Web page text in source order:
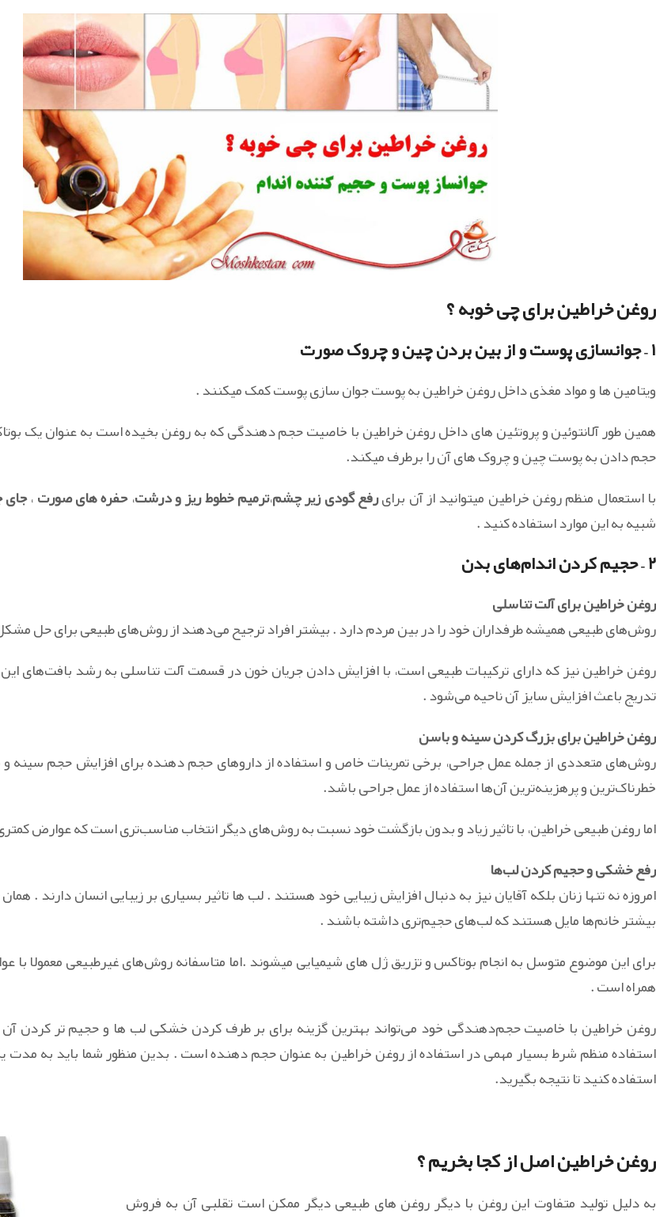
روغن خراطین برای چی خوبه ؟
۱ – جوانسازی پوست و از بین بردن چین و چروک صورت
ویتامین ها و مواد مغذی داخل روغن خراطین به پوست جوان سازی پوست کمک میکنند .
همین طور آلانتوئین و پروتئین های داخل روغن خراطین با خاصیت حجم دهندگی که به روغن بخیده است به عنوان یک
حجم دادن به پوست چین و چروک های آن را برطرف میکند.
با استعمال منظم روغن خراطین میتوانید از آن برایرفع گودی زیر چشم،ترمیم خطوط ریز و درشت،حفره های صورت،
شبیه به این موارد استفاده کنید .
۲ – حجیم کردن اندام‌های بدن
روغن خراطین برای آلت تناسلی
روش‌های طبیعی همیشه طرفداران خود را در بین مردم دارد . بیشتر افراد ترجیح می‌دهند از روش‌های طبیعی برای حل
روغن خراطین نیز که دارای ترکیبات طبیعی است، با افزایش دادن جریان خون در قسمت آلت تناسلی به رشد بافت‌های
تدریج باعث افزایش سایز آن ناحیه می‌شود .
روغن خراطین برای بزرگ کردن سینه و باسن
روش‌های متعددی از جمله عمل جراحی، برخی تمرینات خاص و استفاده از داروهای حجم دهنده برای افزایش حجم سینه و
خطرناک‌ترین و پرهزینه‌ترین آن‌ها استفاده از عمل جراحی باشد.
اما روغن طبیعی خراطین، با تاثیر زیاد و بدون بازگشت خود نسبت به روش‌های دیگر انتخاب مناسب‌تری است که عوارض
رفع خشکی و حجیم کردن لب‌ها
امروزه نه تنها زنان بلکه آقایان نیز به دنبال افزایش زیبایی خود هستند . لب ها تاثیر بسیاری بر زیبایی انسان دارند .
بیشتر خانم‌ها مایل هستند که لب‌های حجیم‌تری داشته باشند .
برای این موضوع متوسل به انجام بوتاکس و تزریق ژل های شیمیایی میشوند .اما متاسفانه روش‌های غیرطبیعی معمولا با
همراه است .
روغن خراطین با خاصیت حجم‌دهندگی خود می‌تواند بهترین گزینه برای بر طرف کردن خشکی لب ها و حجیم تر کردن آن
استفاده منظم شرط بسیار مهمی در استفاده از روغن خراطین به عنوان حجم دهنده است . بدین منظور شما باید به مدت
استفاده کنید تا نتیجه بگیرید.
روغن خراطین اصل از کجا بخریم ؟
به دلیل تولید متفاوت این روغن با دیگر روغن های طبیعی دیگر ممکن است تقلبی آن به فروش